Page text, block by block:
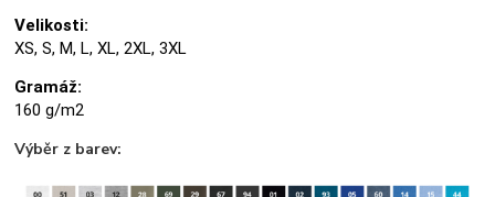
Velikosti:
XS, S, M, L, XL, 2XL, 3XL
Gramáž:
160 g/m2
Výběr z barev: